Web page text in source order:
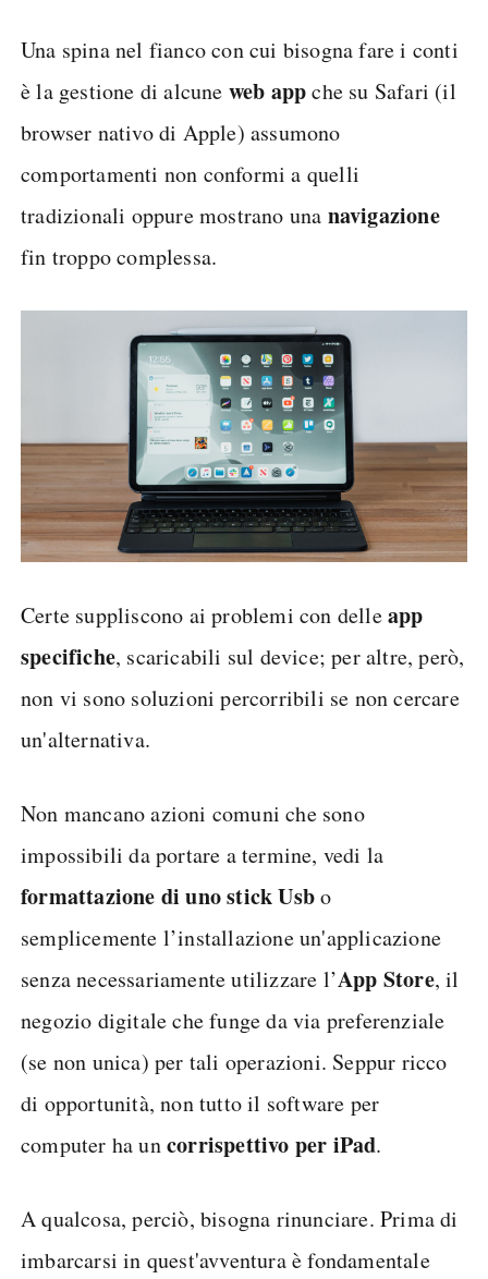
Una spina nel fianco con cui bisogna fare i conti
è la gestione di alcune web appche su Safari (il
browser nativo di Apple) assumono
comportamenti non conformi a quelli
tradizionali oppure mostrano una navigazione
fin troppo complessa.
Certe suppliscono ai problemi con delleapp
specifiche, scaricabili sul device; per altre, però,
non vi sono soluzioni percorribili se non cercare
un'alternativa.
Non mancano azioni comuni che sono
impossibili da portare a termine, vedi la
formattazione di uno stick Usbo
semplicemente l’installazione un'applicazione
senza necessariamente utilizzare l’App Store, il
negozio digitale che funge da via preferenziale
(se non unica) per tali operazioni. Seppur ricco
di opportunità, non tutto il software per
computer ha uncorrispettivo per iPad.
A qualcosa, perciò, bisogna rinunciare. Prima di
imbarcarsi in quest'avventura è fondamentale